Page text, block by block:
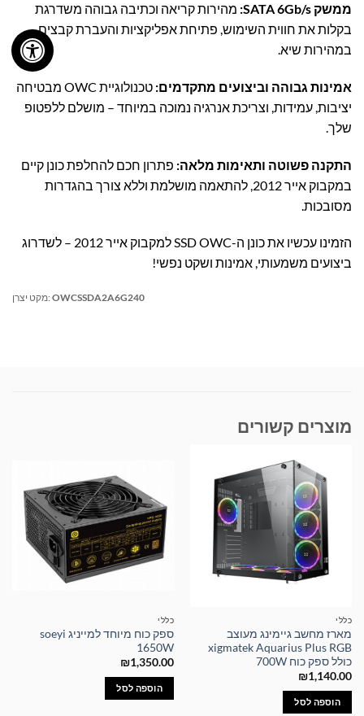
ממשק SATA 6Gb/s:
מהירות קריאה וכתיבה גבוהה משדרגת
בקלות את חווית השימוש, פתיחת אפליקציות והעברת קבצים
במהירות שיא.
אמינות גבוהה וביצועים מתקדמים:
טכנולוגיית OWC מבטיחה
יציבות, עמידות, וצריכת אנרגיה נמוכה במיוחד – מושלם ללפטופ
שלך.
התקנה פשוטה ותאימות מלאה: פתרון חכם להחלפת כונן קיים
במקבוק אייר 2012, להתאמה מושלמת וללא צורך בהגדרות
מסובכות.
הזמינו עכשיו את כונן ה-SSD OWC למקבוק אייר 2012 – לשדרוג
ביצועים משמעותי, אמינות ושקט נפשי!
מקט יצרן: OWCSSDA2A6G240
מוצרים קשורים
כללי
מארז מחשב גיימינג מעוצב
xigmatek Aquarius Plus RGB
כולל ספק כוח 700W
₪1,140.00
הוספה לסל
כללי
ספק כוח מיוחד למייניג soeyi
1650W
₪1,350.00
הוספה לסל